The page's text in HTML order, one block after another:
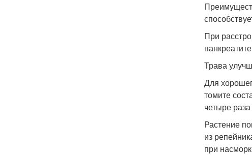
При
Трава
Для
томите
четыре
Растение
из
при